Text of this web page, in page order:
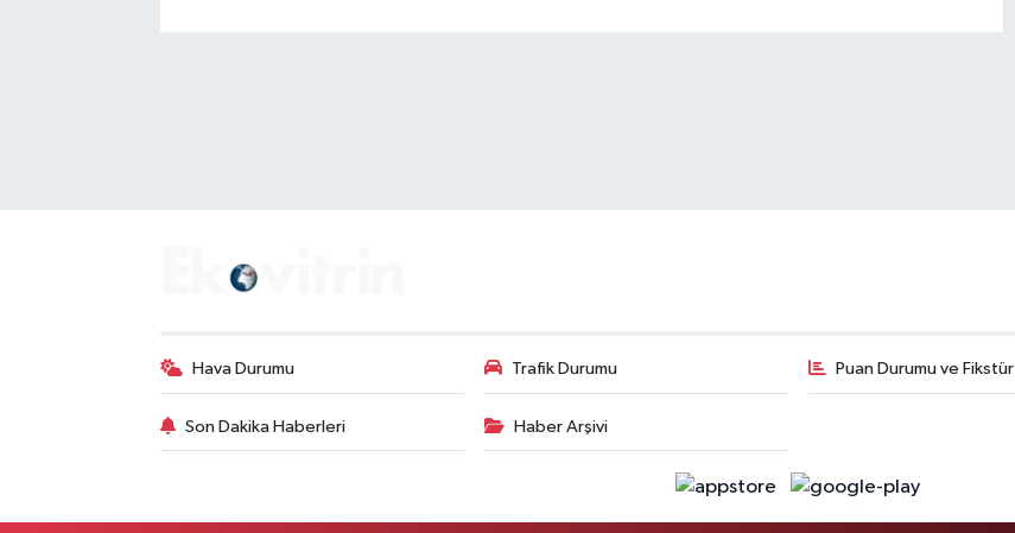
Hava Durumu Trafik Durumu Puan Durumu ve Fikstür
Son Dakika Haberleri Haber Arşivi